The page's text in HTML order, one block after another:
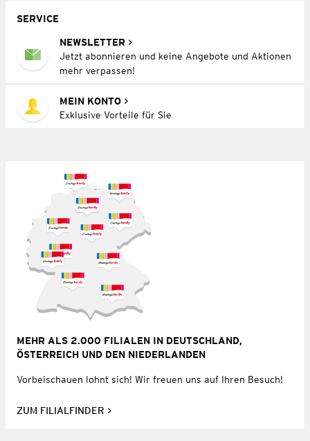
SERVICE
NEWSLETTER
Jetzt abonnieren und keine Angebote und Aktionen
mehr verpassen!
MEIN KONTO
Exklusive Vorteile für Sie
MEHR ALS 2.000 FILIALEN IN DEUTSCHLAND,
ÖSTERREICH UND DEN NIEDERLANDEN
Vorbeischauen lohnt sich! Wir freuen uns auf Ihren Besuch!
ZUM FILIALFINDER